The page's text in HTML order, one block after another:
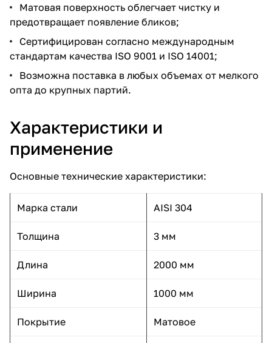
Матовая поверхность облегчает чистку и
предотвращает появление бликов;
Сертифицирован согласно международным
стандартам качества ISO 9001 и ISO 14001;
Возможна поставка в любых объемах от мелкого
опта до крупных партий.
Характеристики и
применение
Основные технические характеристики:
Марка стали AISI 304
Толщина 3 мм
Длина 2000 мм
Ширина 1000 мм
Покрытие Матовое